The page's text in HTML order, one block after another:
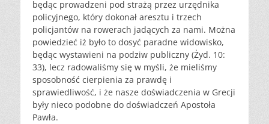
będąc prowadzeni pod strażą przez urzędnika
policyjnego, który dokonał aresztu i trzech
policjantów na rowerach jadących za nami. Można
powiedzieć iż było to dosyć paradne widowisko,
będąc wystawieni na podziw publiczny (Żyd. 10:
33), lecz radowaliśmy się w myśli, że mieliśmy
sposobność cierpienia za prawdę i
sprawiedliwość, i że nasze doświadczenia w Grecji
były nieco podobne do doświadczeń Apostoła
Pawła.